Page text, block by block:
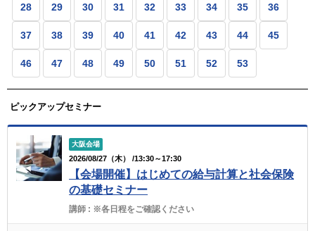
28 29 30 31 32 33 34 35 36
37 38 39 40 41 42 43 44 45
46 47 48 49 50 51 52 53
ピックアップセミナー
大阪会場
2026/08/27（木） /13:30～17:30
【会場開催】はじめての給与計算と社会保険
の基礎セミナー
講師 : ※各日程をご確認ください